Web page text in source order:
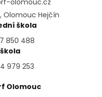
olomouc.cz
Olomouc Hejčín
škola
850 488
979 253
Olomouc